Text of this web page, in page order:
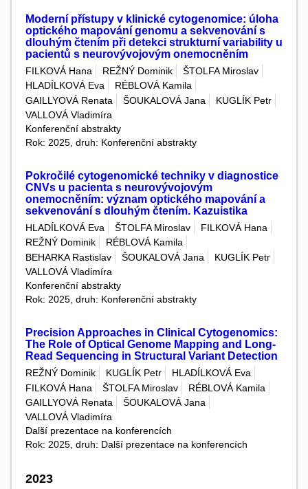
Moderní přístupy v klinické cytogenomice: úloha
optického mapování genomu a sekvenování s
dlouhým čtením při detekci strukturní variability u
pacientů s neurovývojovým onemocněním
FILKOVÁ Hana REŽNÝ Dominik
ŠTOLFA Miroslav
HLADÍLKOVÁ Eva
RÉBLOVÁ Kamila
GAILLYOVÁ Renata
ŠOUKALOVÁ Jana
KUGLÍK Petr
VALLOVÁ Vladimíra
Konferenční abstrakty
Rok: 2025, druh: Konferenční abstrakty
Pokročilé cytogenomické techniky v diagnostice
CNVs u pacienta s neurovývojovým
onemocněním: význam optického mapování a
sekvenování s dlouhým čtením. Kazuistika
HLADÍLKOVÁ Eva ŠTOLFA Miroslav
FILKOVÁ Hana
REŽNÝ Dominik
RÉBLOVÁ Kamila
BEHARKA Rastislav
ŠOUKALOVÁ Jana
KUGLÍK Petr
VALLOVÁ Vladimíra
Konferenční abstrakty
Rok: 2025, druh: Konferenční abstrakty
Precision Approaches in Clinical Cytogenomics:
The Role of Optical Genome Mapping and Long-
Read Sequencing in Structural Variant Detection
REŽNÝ Dominik KUGLÍK Petr
HLADÍLKOVÁ Eva
FILKOVÁ Hana
ŠTOLFA Miroslav
RÉBLOVÁ Kamila
GAILLYOVÁ Renata
ŠOUKALOVÁ Jana
VALLOVÁ Vladimíra
Další prezentace na konferencích
Rok: 2025, druh: Další prezentace na konferencích
2023